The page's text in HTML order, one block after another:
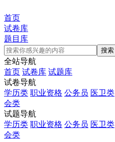
首页
试卷库
题目库
全站导航
首页 试卷库 试题库
试卷导航
学历类 职业资格 公务员 医卫类
会类
试题导航
学历类 职业资格 公务员 医卫类
会类